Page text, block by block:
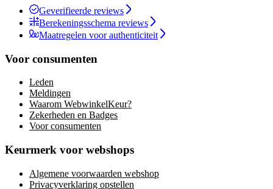
Geverifieerde reviews
Berekeningsschema reviews
Maatregelen voor authenticiteit
Voor consumenten
Leden
Meldingen
Waarom WebwinkelKeur?
Zekerheden en Badges
Voor consumenten
Keurmerk voor webshops
Algemene voorwaarden webshop
Privacyverklaring opstellen